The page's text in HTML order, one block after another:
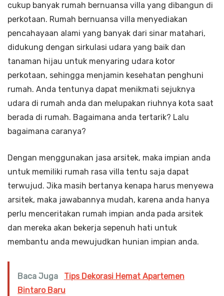
cukup banyak rumah bernuansa villa yang dibangun di
perkotaan. Rumah bernuansa villa menyediakan
pencahayaan alami yang banyak dari sinar matahari,
didukung dengan sirkulasi udara yang baik dan
tanaman hijau untuk menyaring udara kotor
perkotaan, sehingga menjamin kesehatan penghuni
rumah. Anda tentunya dapat menikmati sejuknya
udara di rumah anda dan melupakan riuhnya kota saat
berada di rumah. Bagaimana anda tertarik? Lalu
bagaimana caranya?
Dengan menggunakan jasa arsitek, maka impian anda
untuk memiliki rumah rasa villa tentu saja dapat
terwujud. Jika masih bertanya kenapa harus menyewa
arsitek, maka jawabannya mudah, karena anda hanya
perlu menceritakan rumah impian anda pada arsitek
dan mereka akan bekerja sepenuh hati untuk
membantu anda mewujudkan hunian impian anda.
Baca Juga
Tips Dekorasi Hemat Apartemen
Bintaro Baru